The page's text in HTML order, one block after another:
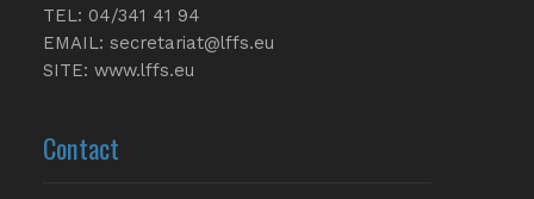
TEL: 04/341 41 94
EMAIL: secretariat@lffs.eu
SITE: www.lffs.eu
Contact